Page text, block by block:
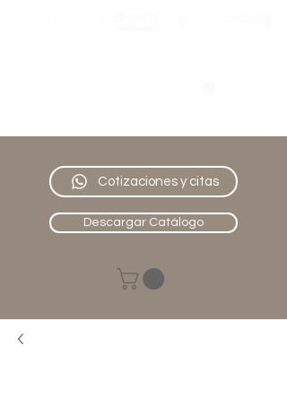
Cotizaciones y citas
Descargar Catálogo